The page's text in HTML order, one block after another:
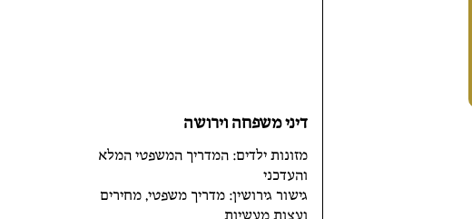
דיני משפחה וירושה
מזונות ילדים: המדריך המשפטי המלא
והעדכני
גישור גירושין: מדריך משפטי, מחירים
ועצות מעשיות